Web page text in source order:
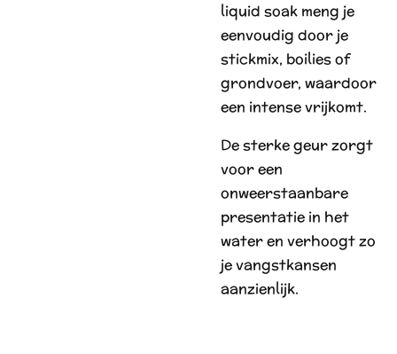
liquid soak meng je
eenvoudig door je
stickmix, boilies of
grondvoer, waardoor
een intense vrijkomt.
De sterke geur zorgt
voor een
onweerstaanbare
presentatie in het
water en verhoogt zo
je vangstkansen
aanzienlijk.